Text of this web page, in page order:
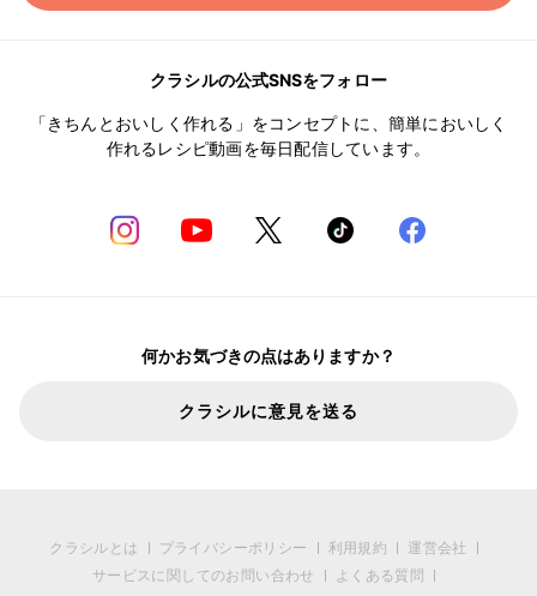
クラシルの公式SNSをフォロー
「きちんとおいしく作れる」をコンセプトに、簡単においしく
作れるレシピ動画を毎日配信しています。
何かお気づきの点はありますか？
クラシルに意見を送る
クラシルとは プライバシーポリシー 利用規約
運営会社
サービスに関してのお問い合わせ
よくある質問